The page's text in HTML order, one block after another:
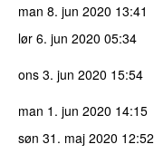
man 8. jun 2020 13:41
lør 6. jun 2020 05:34
ons 3. jun 2020 15:54
man 1. jun 2020 14:15
søn 31. maj 2020 12:52